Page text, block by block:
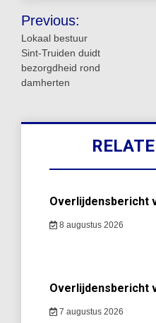
Bericht
navigatie
Previous:
Lokaal bestuur
Sint‑Truiden duidt
bezorgdheid rond
damherten
Overlijdensbericht
8 augustus 2026
Overlijdensbericht
7 augustus 2026